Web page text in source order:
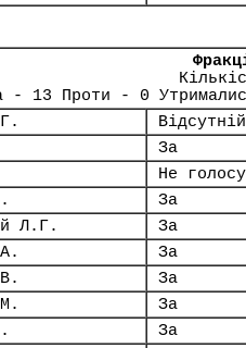
- 13 Проти - 0
Відсутній
За
Не
За
Л.Г.
За
За
За
За
За